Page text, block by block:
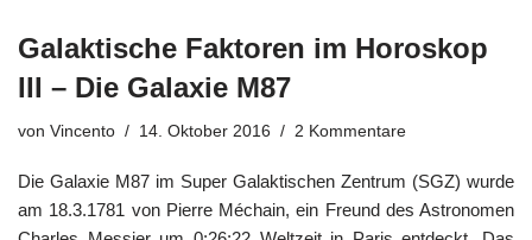
Galaktische Faktoren im Horoskop
III – Die Galaxie M87
von Vincento 14. Oktober 2016 2 Kommentare
Die Galaxie M87 im Super Galaktischen Zentrum (SGZ) wurde
am 18.3.1781 von Pierre Méchain, ein Freund des Astronomen